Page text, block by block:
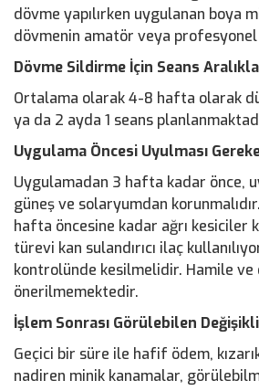
dövme yapılırken uygulanan boya
dövmenin amatör veya profesyonel
Dövme Sildirme İçin Seans
Ortalama olarak 4-8 hafta olarak
ya da 2 ayda 1 seans
Uygulama Öncesi Uyulması
Uygulamadan 3 hafta kadar önce,
güneş ve solaryumdan
hafta öncesine kadar ağrı kesiciler
türevi kan sulandırıcı ilaç
kontrolünde kesilmelidir. Hamile
önerilmemektedir.
İşlem Sonrası Görülebilen
Geçici bir süre ile hafif ödem,
nadiren minik kanamalar,